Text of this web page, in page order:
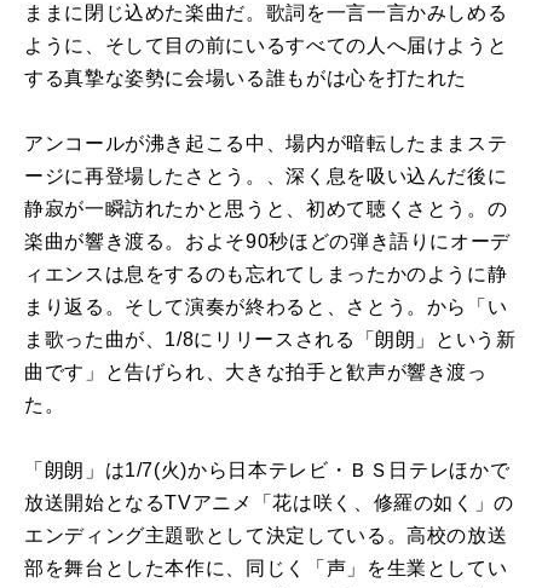
ままに閉じ込めた楽曲だ。歌詞を一言一言かみしめる
ように、そして目の前にいるすべての人へ届けようと
する真摯な姿勢に会場いる誰もがは心を打たれた
アンコールが沸き起こる中、場内が暗転したままステ
ージに再登場したさとう。、深く息を吸い込んだ後に
静寂が一瞬訪れたかと思うと、初めて聴くさとう。の
楽曲が響き渡る。およそ90秒ほどの弾き語りにオーデ
ィエンスは息をするのも忘れてしまったかのように静
まり返る。そして演奏が終わると、さとう。から「い
ま歌った曲が、1/8にリリースされる「朗朗」という新
曲です」と告げられ、大きな拍手と歓声が響き渡っ
た。
「朗朗」は1/7(火)から日本テレビ・ＢＳ日テレほかで
放送開始となるTVアニメ「花は咲く、修羅の如く」の
エンディング主題歌として決定している。高校の放送
部を舞台とした本作に、同じく「声」を生業としてい